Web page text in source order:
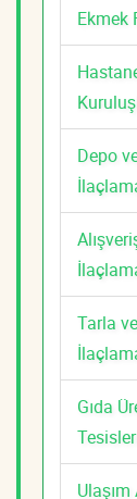
Ekmek
Depo
Tarla
Gıda